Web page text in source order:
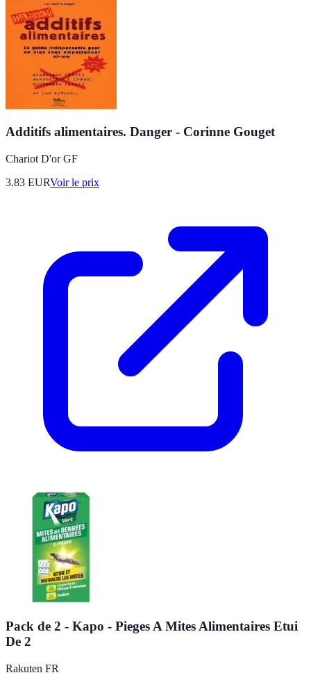
Additifs alimentaires. Danger - Corinne Gouget
Chariot D'or GF
3.83 EURVoir le prix
Pack de 2 - Kapo - Pieges A Mites Alimentaires Etui
De 2
Rakuten FR